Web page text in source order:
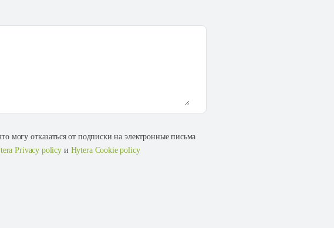
могу отказаться от подписки на электронные письма
Privacy policy и Hytera Cookie policy